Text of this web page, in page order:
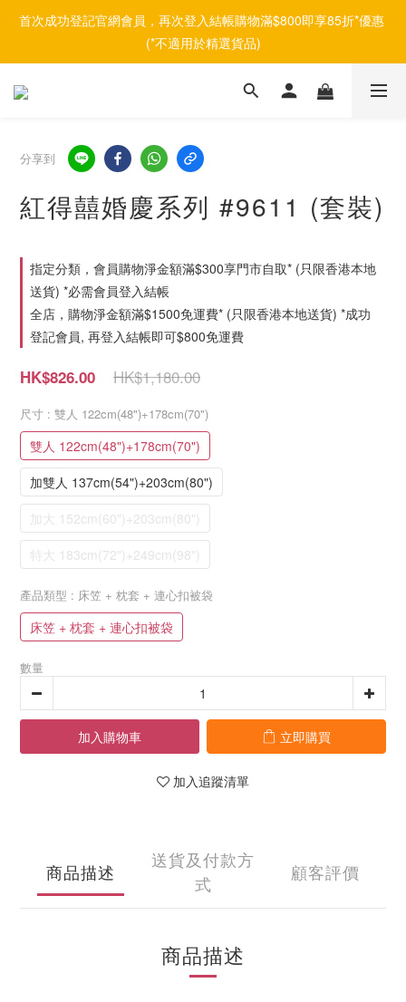
首次成功登記官網會員，再次登入結帳購物滿$800即享85折*優惠
(*不適用於精選貨品)
分享到
紅得囍婚慶系列 #9611 (套裝)
指定分類，會員購物淨金額滿$300享門市自取* (只限香港本地
送貨) *必需會員登入結帳
全店，購物淨金額滿$1500免運費* (只限香港本地送貨) *成功
登記會員, 再登入結帳即可$800免運費
HK$1,180.00
HK$826.00
尺寸 : 雙人 122cm(48")+178cm(70")
雙人 122cm(48")+178cm(70")
加雙人 137cm(54")+203cm(80")
加大 152cm(60")+203cm(80")
特大 183cm(72")+249cm(98")
產品類型 : 床笠 + 枕套 + 連心扣被袋
床笠 + 枕套 + 連心扣被袋
數量
加入購物車 立即購買
加入追蹤清單
商品描述
送貨及付款方
式
顧客評價
商品描述